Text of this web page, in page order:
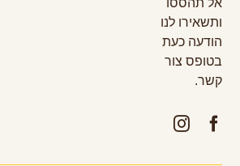
ותשאירו לנו
הודעה כעת
בטופס צור
קשר.